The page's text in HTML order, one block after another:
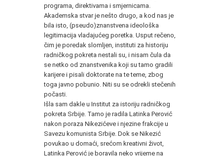
programa, direktivama i smjernicama.
Akademska stvar je nešto drugo, a kod nas je
bila isto, (pseudo)znanstvena ideološka
legitimacija vladajućeg poretka. Usput rečeno,
čim je poredak slomljen, instituti za historiju
radničkog pokreta nestali su, i nisam čula da
se netko od znanstvenika koji su tamo gradili
karijere i pisali doktorate na te teme, zbog
toga javno pobunio. Niti su se odrekli stečenih
počasti.
Išla sam dakle u Institut za istoriju radničkog
pokreta Srbije. Tamo je radila Latinka Perović
nakon poraza Nikezićeve i njezine frakcije u
Savezu komunista Srbije. Dok se Nikezić
povukao u domaći, srećom kreativni život,
Latinka Perović je boravila neko vrijeme na